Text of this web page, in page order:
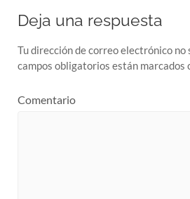
Deja una respuesta
Tu dirección de correo electrónico no
campos obligatorios están marcados
Comentario